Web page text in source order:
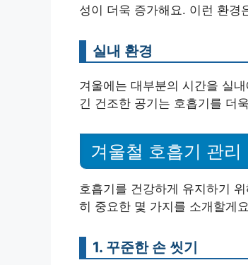
성이 더욱 증가해요. 이런 환경
실내 환경
겨울에는 대부분의 시간을 실
긴 건조한 공기는 호흡기를 더
겨울철 호흡기 관리
호흡기를 건강하게 유지하기
히 중요한 몇 가지를 소개할게
1. 꾸준한 손 씻기